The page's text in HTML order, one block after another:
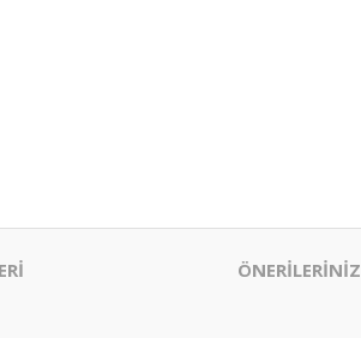
ÖNERİLERİNİZ